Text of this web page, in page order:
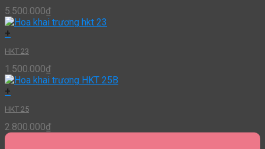
5.500.000₫
+
HKT 23
1.500.000₫
+
HKT 25
2.800.000₫